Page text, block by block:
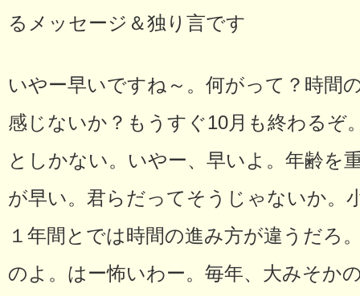
るメッセージ＆独り言です
いやー早いですね～。何がって？時間
感じないか？もうすぐ10月も終わるぞ
としかない。いやー、早いよ。年齢を
が早い。君らだってそうじゃないか。
１年間とでは時間の進み方が違うだろ
のよ。はー怖いわー。毎年、大みそか